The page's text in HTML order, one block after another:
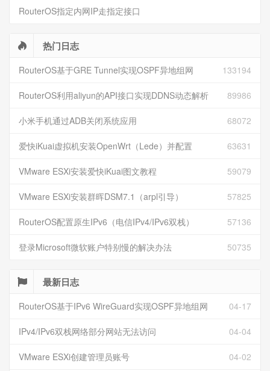
RouterOS指定内网IP走指定接口
热门日志
133194
RouterOS基于GRE Tunnel实现OSPF异地组网
89986
RouterOS利用aliyun的API接口实现DDNS动态解析
68072
小米手机通过ADB关闭系统应用
63631
爱快iKuai虚拟机安装OpenWrt（Lede）并配置
59079
VMware ESXi安装爱快iKuai图文教程
57825
VMware ESXi安装群晖DSM7.1（arpl引导）
57136
RouterOS配置原生IPv6（电信IPv4/IPv6双栈）
50735
登录Microsoft微软账户特别慢的解决办法
最新日志
04-17
RouterOS基于IPv6 WireGuard实现OSPF异地组网
04-04
IPv4/IPv6双栈网络部分网站无法访问
04-02
VMware ESXi创建管理员账号